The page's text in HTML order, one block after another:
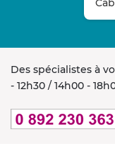
Des spécialistes à
- 12h30 / 14h00 -